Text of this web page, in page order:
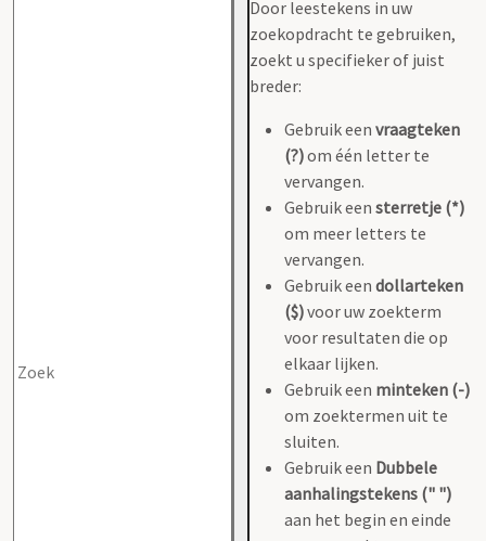
Door leestekens in uw
zoekopdracht te gebruiken,
zoekt u specifieker of juist
breder:
Gebruik een vraagteken
(?)om één letter te
vervangen.
Gebruik een sterretje (*)
om meer letters te
vervangen.
Gebruik een dollarteken
($)voor uw zoekterm
voor resultaten die op
elkaar lijken.
Gebruik een minteken (-)
om zoektermen uit te
sluiten.
Gebruik een Dubbele
aanhalingstekens (" ")
aan het begin en einde